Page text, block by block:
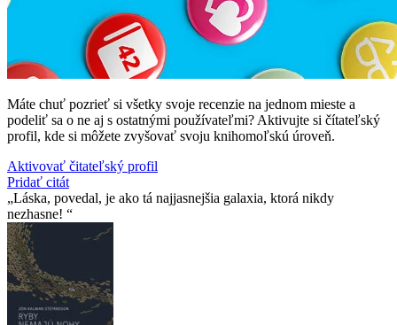
Máte chuť pozrieť si všetky svoje recenzie na jednom mieste a
podeliť sa o ne aj s ostatnými používateľmi? Aktivujte si čítateľský
profil, kde si môžete zvyšovať svoju knihomoľskú úroveň.
Aktivovať čitateľský profil
Pridať citát
Láska, povedal, je ako tá najjasnejšia galaxia, ktorá nikdy
nezhasne!